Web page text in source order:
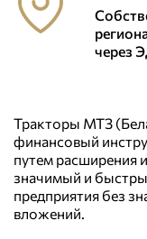
через
Тракторы МТЗ
финансовый
путем расширения
значимый и
предприятия без
вложений.